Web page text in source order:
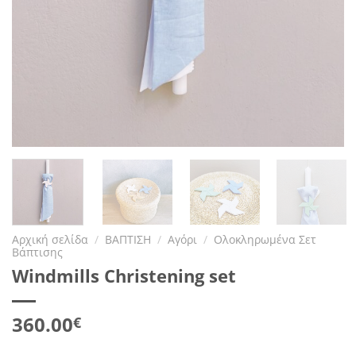
Αρχική σελίδα / ΒΑΠΤΙΣΗ / Αγόρι / Ολοκληρωμένα Σετ
Βάπτισης
Windmills Christening set
360.00€